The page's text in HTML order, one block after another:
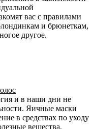
вас с правилами
и брюнеткам,
другое.
и в наши дни не
Яичные маски
в средствах по уходу
вещества,